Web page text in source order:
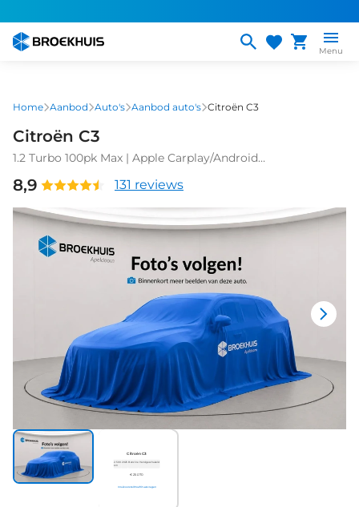
naar
gaan
Menu
Home Aanbod Auto's Aanbod auto's Citroën C3
Citroën C3
1.2 Turbo 100pk Max | Apple Carplay/Android
8,9 131 reviews
Citroën C3
2.500
km
2025 Benzine Handgeschakeld
€ 25.070
InruilvoorstelProefrit aanvragen